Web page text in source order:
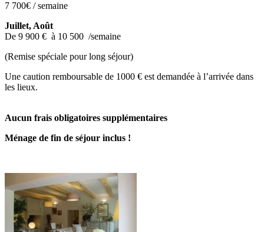
7 700€ / semaine
Juillet, Août
De 9 900 € à 10 500 /semaine
(Remise spéciale pour long séjour)
Une caution remboursable de 1000 € est demandée à l’arrivée dans
les lieux.
Aucun frais obligatoires supplémentaires
Ménage de fin de séjour inclus !